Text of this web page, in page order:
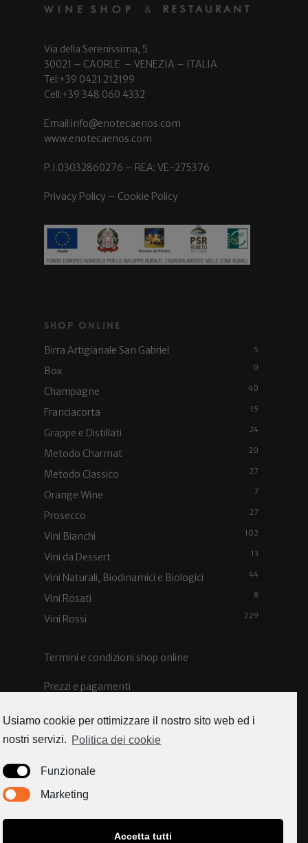
Via della Serenissima, 5
30021 – CAORLE – VENEZIA – ITALIA
Tel:+39 0421 212199
Cell:+39 348 060 4332
Email:info@enotecaenos.com
www.enotecaenos.com
P.I.03032860276 – REA: VE-275376
Privacy Policy – Cookie Policy
Shop Online
Birra Artigianale San Gabriel
5
Box 0
Champagne 40
Franciacorta 15
Grappe e Distillati 24
Metodo Charmat 20
Metodo Classico 27
Orange Wine 7
Prosecco 27
Vini Bianchi 102
Vini da Dessert 13
Vini Naturali, Biodinamici e Biologici 44
Vini Rosati 8
Vini Rossi 229
Termini e condizioni shop online
Prezzi e pagamenti
Spedizioni e costi
Caorle news
Usiamo cookie per ottimizzare il nostro sito web ed i
nostri servizi. Politica dei cookie
Funzionale
Marketing
Accetta tutti